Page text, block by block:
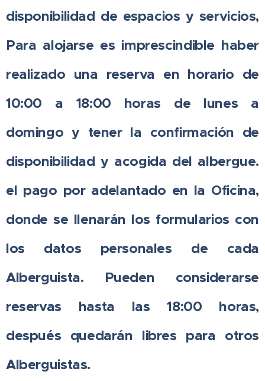
disponibilidad de espacios y servicios,
Para alojarse es imprescindible haber
realizado una reserva en horario de
10:00 a 18:00 horas de lunes a
domingo y tener la confirmación de
disponibilidad y acogida del albergue.
el pago por adelantado en la Oficina,
donde se llenarán los formularios con
los datos personales de cada
Alberguista. Pueden considerarse
reservas hasta las 18:00 horas,
después quedarán libres para otros
Alberguistas.